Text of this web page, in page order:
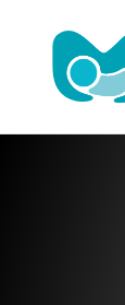
contenido